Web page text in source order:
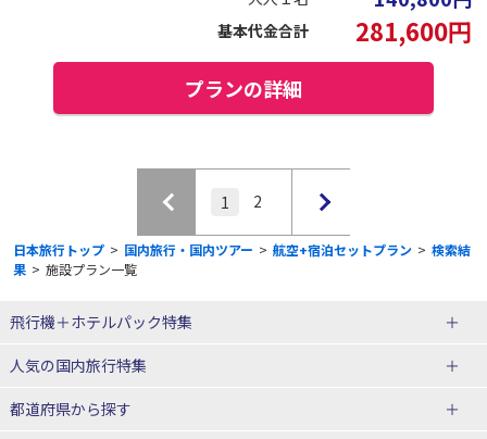
基本代金合計 281,600円
プランの詳細
1 2
日本旅行トップ > 国内旅行・国内ツアー > 航空+宿泊セットプラン > 検索結
果 > 施設プラン一覧
飛行機＋ホテルパック特集
赤い風船ダイナミックパッケージ
ＪＡＬで行く飛行機+ホテルパック
人気の国内旅行特集
東京ディズニーリゾート®への旅
ユニバーサル・スタジオ・ジャパ
都道府県から探す